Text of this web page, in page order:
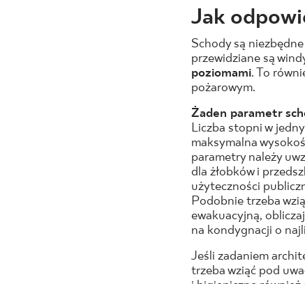
Jak
Schody są
przewidziane są
poziomami. To
pożarowym.
Żaden parametr
Liczba stopni w
maksymalna
parametry należy
dla żłobków i
użyteczności
Podobnie trzeba
ewakuacyjną,
na kondygnacji o
Jeśli zadaniem
trzeba wziąć pod